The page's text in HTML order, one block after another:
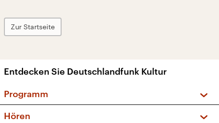
Zur Startseite
Entdecken Sie Deutschlandfunk Kultur
Programm
Hören